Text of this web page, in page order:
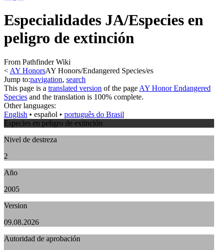
Especialidades JA/Especies en
peligro de extinción
From Pathfinder Wiki
< AY HonorsAY Honors/Endangered Species/es
Jump to:navigation, search
This page is a translated version of the page AY Honor Endangered
Species and the translation is 100% complete.
Other languages:
English • ‎ español • ‎ português do Brasil
Especies en peligro de extinción
Nivel de destreza
2
Año
2005
Version
09.08.2026
Autoridad de aprobación